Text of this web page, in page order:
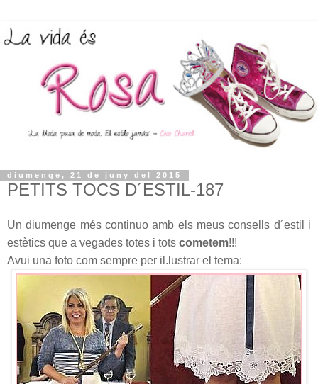
diumenge, 21 de juny del 2015
PETITS TOCS D´ESTIL-187
Un diumenge més continuo amb els meus consells d´estil i
estètics que a vegades totes i tots cometem!!!
Avui una foto com sempre per il.lustrar el tema: